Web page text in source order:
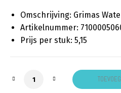
Omschrijving: Grimas
Artikelnummer:
Prijs per stuk: 5,15
Grimas Water schmink